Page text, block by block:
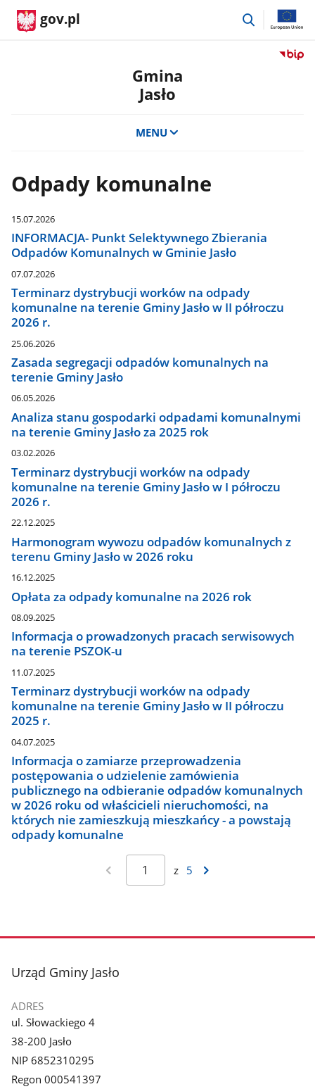
gov.pl
przejdź
Przejdź
Gmina
Jasło
MENU
Odpady komunalne
15.07.2026
INFORMACJA- Punkt Selektywnego Zbierania
Odpadów Komunalnych w Gminie Jasło
07.07.2026
Terminarz dystrybucji worków na odpady
komunalne na terenie Gminy Jasło w II półroczu
2026 r.
25.06.2026
Zasada segregacji odpadów komunalnych na
terenie Gminy Jasło
06.05.2026
Analiza stanu gospodarki odpadami komunalnymi
na terenie Gminy Jasło za 2025 rok
03.02.2026
Terminarz dystrybucji worków na odpady
komunalne na terenie Gminy Jasło w I półroczu
2026 r.
22.12.2025
Harmonogram wywozu odpadów komunalnych z
terenu Gminy Jasło w 2026 roku
16.12.2025
Opłata za odpady komunalne na 2026 rok
08.09.2025
Informacja o prowadzonych pracach serwisowych
na terenie PSZOK-u
11.07.2025
Terminarz dystrybucji worków na odpady
komunalne na terenie Gminy Jasło w II półroczu
2025 r.
04.07.2025
Informacja o zamiarze przeprowadzenia
postępowania o udzielenie zamówienia
publicznego na odbieranie odpadów komunalnych
w 2026 roku od właścicieli nieruchomości, na
których nie zamieszkują mieszkańcy - a powstają
odpady komunalne
z 5
stopka
Urząd Gminy Jasło
ADRES
ul. Słowackiego 4
38-200 Jasło
NIP 6852310295
Regon 000541397